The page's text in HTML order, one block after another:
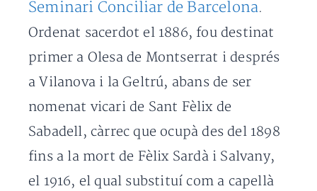
Seminari Conciliar de Barcelona.
Ordenat sacerdot el 1886, fou destinat
primer a Olesa de Montserrat i després
a Vilanova i la Geltrú, abans de ser
nomenat vicari de Sant Fèlix de
Sabadell, càrrec que ocupà des del 1898
fins a la mort de Fèlix Sardà i Salvany,
el 1916, el qual substituí com a capellà